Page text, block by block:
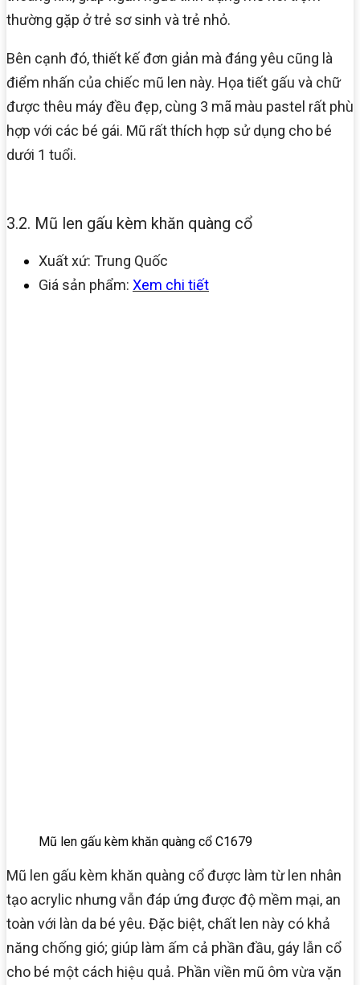
thường gặp ở trẻ sơ sinh và trẻ nhỏ.
Bên cạnh đó, thiết kế đơn giản mà đáng yêu cũng là
điểm nhấn của chiếc mũ len này. Họa tiết gấu và chữ
được thêu máy đều đẹp, cùng 3 mã màu pastel rất phù
hợp với các bé gái. Mũ rất thích hợp sử dụng cho bé
dưới 1 tuổi.
3.2. Mũ len gấu kèm khăn quàng cổ
Xuất xứ: Trung Quốc
Giá sản phẩm: Xem chi tiết
Mũ len gấu kèm khăn quàng cổ C1679
Mũ len gấu kèm khăn quàng cổ được làm từ len nhân
tạo acrylic nhưng vẫn đáp ứng được độ mềm mại, an
toàn với làn da bé yêu. Đặc biệt, chất len này có khả
năng chống gió; giúp làm ấm cả phần đầu, gáy lẫn cổ
cho bé một cách hiệu quả. Phần viền mũ ôm vừa vặn